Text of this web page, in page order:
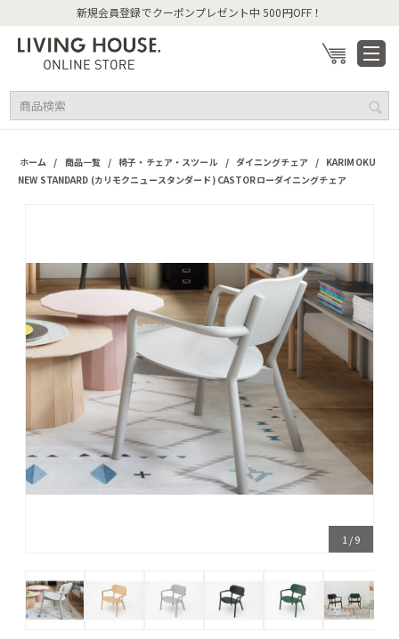
新規会員登録でクーポンプレゼント中 500円OFF！
ホーム / 商品一覧 / 椅子・チェア・スツール / ダイニングチェア /
KARIMOKU
NEW STANDARD (カリモクニュースタンダード) CASTORローダイニングチェア
1 /9